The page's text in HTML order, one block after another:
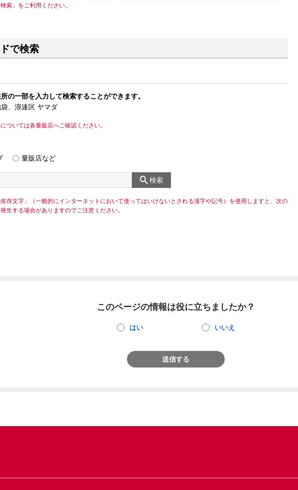
索」をご利用ください。
で検索
の一部を入力して検索することができます。
、浪速区 ヤマダ
ついては各量販店へご確認ください。
量販店など
検索
存文字」（一般的にインターネットにおいて使ってはいけないとされる漢字や記号）を使用しますと、次の
生する場合がありますのでご注意ください。
このページの情報は役に立ちましたか？
はい いいえ
送信する